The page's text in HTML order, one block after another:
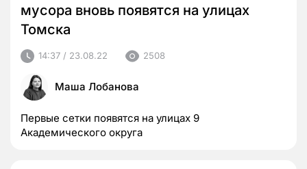
мусора вновь появятся на улицах
Томска
14:37 / 23.08.22 2508
Маша Лобанова
Первые сетки появятся на улицах 9
Академического округа